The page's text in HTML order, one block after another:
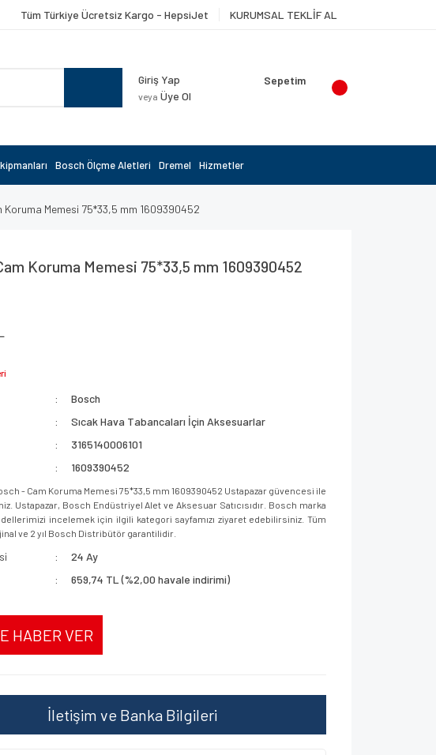
Tüm Türkiye Ücretsiz Kargo - HepsiJet KURUMSAL TEKLİF AL
Giriş Yap
veya Üye Ol
Sepetim
Bosch Ölçme Aletleri Dremel Hizmetler
Koruma Memesi 75*33,5 mm 1609390452
Koruma Memesi 75*33,5 mm 1609390452
Bosch
Sıcak Hava Tabancaları İçin Aksesuarlar
3165140006101
1609390452
- Cam Koruma Memesi 75*33,5 mm 1609390452 Ustapazar güvencesi ile
Ustapazar, Bosch Endüstriyel Alet ve Aksesuar Satıcısıdır. Bosch marka
incelemek için ilgili kategori sayfamızı ziyaret edebilirsiniz. Tüm
ve 2 yıl Bosch Distribütör garantilidir.
24 Ay
659,74 TL (%2,00 havale indirimi)
HABER VER
İletişim ve Banka Bilgileri